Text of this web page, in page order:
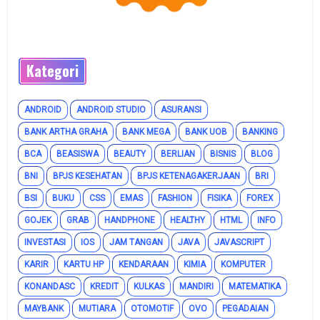
Kategori
ANDROID ANDROID STUDIO ASURANSI
BANK ARTHA GRAHA BANK MEGA BANK UOB BANKING
BCA BEASISWA BEAUTY BERLIAN BISNIS BLOG
BNI BPJS KESEHATAN BPJS KETENAGAKERJAAN BRI
BSI BUKU CSS EMAS FASHION FISIKA FOREX
GOJEK GRAB HANDPHONE HEALTHY HTML INFO
INVESTASI IOS JAM TANGAN JAVA JAVASCRIPT
KARIR KARTU HP KENDARAAN KIMIA KOMPUTER
KONANDASC KREDIT KULKAS MANDIRI MATEMATIKA
MAYBANK MUTIARA OTOMOTIF OVO PEGADAIAN